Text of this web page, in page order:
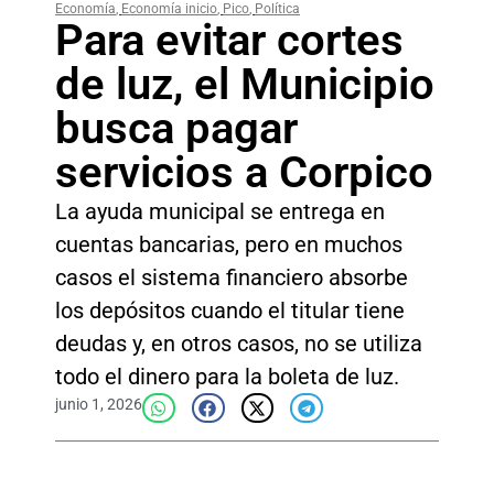
Economía, Economía inicio, Pico, Política
Para evitar cortes
de luz, el Municipio
busca pagar
servicios a Corpico
La ayuda municipal se entrega en
cuentas bancarias, pero en muchos
casos el sistema financiero absorbe
los depósitos cuando el titular tiene
deudas y, en otros casos, no se utiliza
todo el dinero para la boleta de luz.
junio 1, 2026